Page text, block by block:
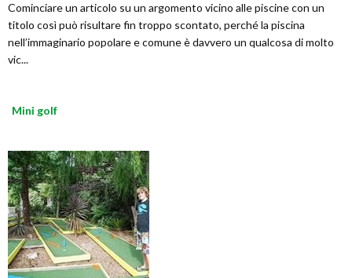
Cominciare un articolo su un argomento vicino alle piscine con un
titolo così può risultare fin troppo scontato, perché la piscina
nell’immaginario popolare e comune è davvero un qualcosa di molto
vic...
Mini golf